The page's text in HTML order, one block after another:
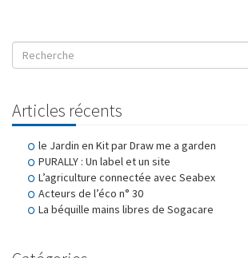
Articles récents
le Jardin en Kit par Draw me a garden
PURALLY : Un label et un site
L’agriculture connectée avec Seabex
Acteurs de l’éco n° 30
La béquille mains libres de Sogacare